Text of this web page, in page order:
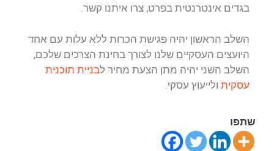
בגדים אינטרנטית בפרט, צרו איתנו קשר.
השלב הראשון יהיה פגישת הכרות ללא עלות עם אחד
היועצים העסקיים שלנו לצורך בחינת הצרכים שלכם,
השלב השני יהיה מתן הצעת מחיר לבניית תוכנית
עסקית ולייעוץ עסקי.
שתפו